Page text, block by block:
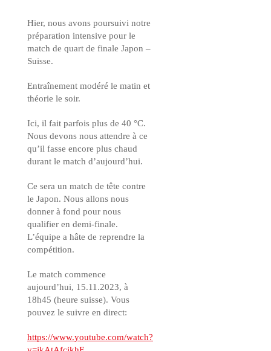
Hier, nous avons poursuivi notre
préparation intensive pour le
match de quart de finale Japon –
Suisse.
Entraînement modéré le matin et
théorie le soir.
Ici, il fait parfois plus de 40 °C.
Nous devons nous attendre à ce
qu’il fasse encore plus chaud
durant le match d’aujourd’hui.
Ce sera un match de tête contre
le Japon. Nous allons nous
donner à fond pour nous
qualifier en demi-finale.
L’équipe a hâte de reprendre la
compétition.
Le match commence
aujourd’hui, 15.11.2023, à
18h45 (heure suisse). Vous
pouvez le suivre en direct:
https://www.youtube.com/watch?